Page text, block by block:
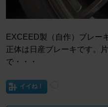
EXCEED製（自作）ブレー
正体は日産ブレーキです。
で・・・
イイね！